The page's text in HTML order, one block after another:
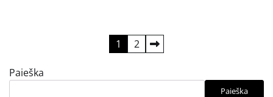
puslapiavimas
1 2
Paieška
Paieška